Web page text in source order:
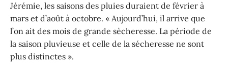
Jérémie, les saisons des pluies duraient de février à
mars et d’août à octobre. « Aujourd’hui, il arrive que
l’on ait des mois de grande sècheresse. La période de
la saison pluvieuse et celle de la sécheresse ne sont
plus distinctes ».